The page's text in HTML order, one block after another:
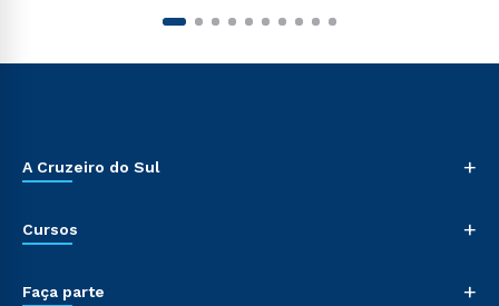
A Cruzeiro do Sul +
Cursos +
Faça parte +